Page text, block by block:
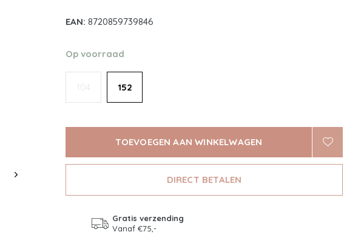
EAN: 8720859739846
Op voorraad
104 152
TOEVOEGEN AAN WINKELWAGEN
DIRECT BETALEN
Gratis verzending
Vanaf €75,-